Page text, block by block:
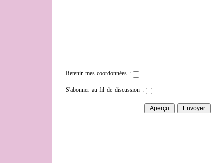
Retenir mes coordonnées :
S'abonner au fil de discussion :